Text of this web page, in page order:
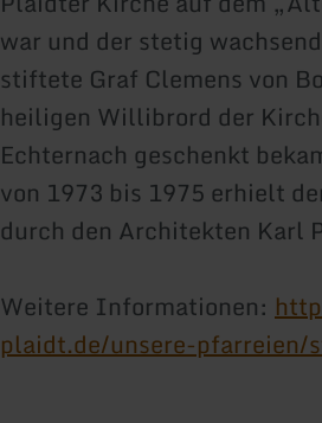
war und der stetig
stiftete Graf Clemens von
heiligen Willibrord der
Echternach geschenkt
von 1973 bis 1975 erhielt
durch den Architekten Karl
Weitere Informationen:
plaidt.de/unsere-